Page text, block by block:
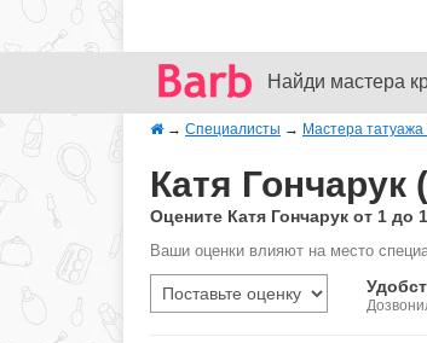
Найди мастера
→ Специалисты → Мастера
Катя
Оцените Катя Гончарук от 1
Ваши оценки влияют на место